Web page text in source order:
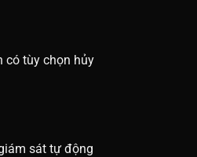
có tùy chọn hủy
sát tự động